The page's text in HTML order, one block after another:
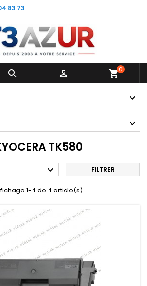
83 73
  shopping_cart0
TK580
 FILTRER
1-4 de 4 article(s)